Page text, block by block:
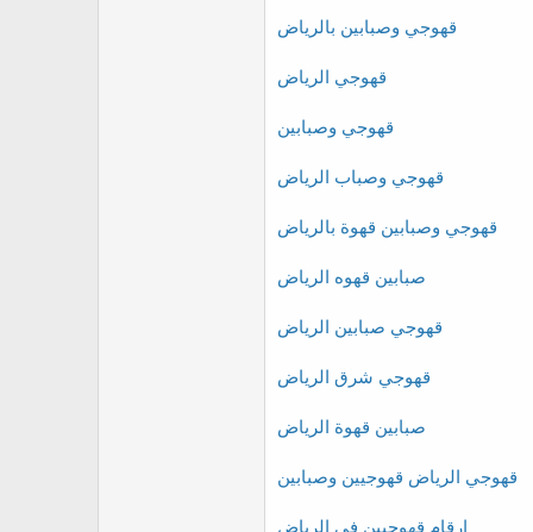
قهوجي وصبابين بالرياض
قهوجي الرياض
قهوجي وصبابين
قهوجي وصباب الرياض
قهوجي وصبابين قهوة بالرياض
صبابين قهوه الرياض
قهوجي صبابين الرياض
قهوجي شرق الرياض
صبابين قهوة الرياض
قهوجي الرياض قهوجيين وصبابين
ارقام قهوجيين في الرياض